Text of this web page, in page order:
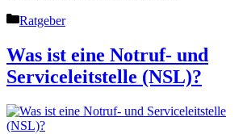
Kategorien
Ratgeber
Was ist eine Notruf- und
Serviceleitstelle (NSL)?